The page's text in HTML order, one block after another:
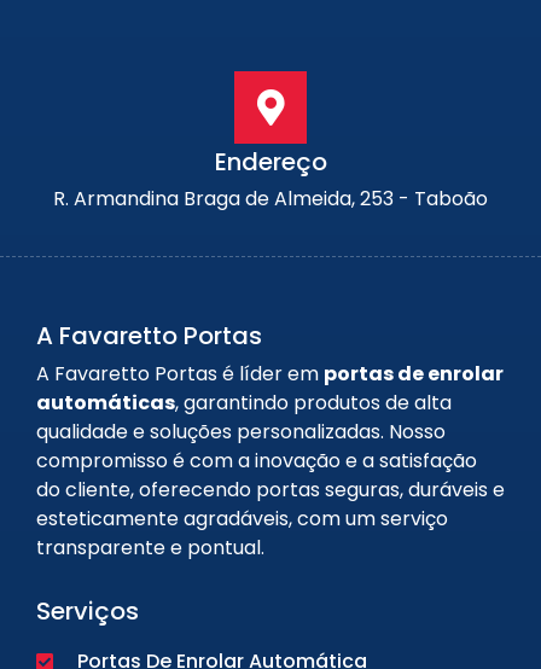
Endereço
R. Armandina Braga de Almeida, 253 - Taboão
A Favaretto Portas
A Favaretto Portas é líder em portas de enrolar
automáticas, garantindo produtos de alta
qualidade e soluções personalizadas. Nosso
compromisso é com a inovação e a satisfação
do cliente, oferecendo portas seguras, duráveis e
esteticamente agradáveis, com um serviço
transparente e pontual.
Serviços
Portas De Enrolar Automática